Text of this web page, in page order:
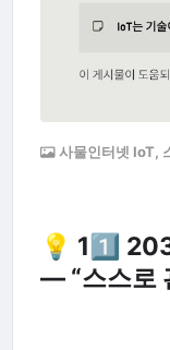
사물인터넷 IoT,
💡 11️⃣
— “스스로